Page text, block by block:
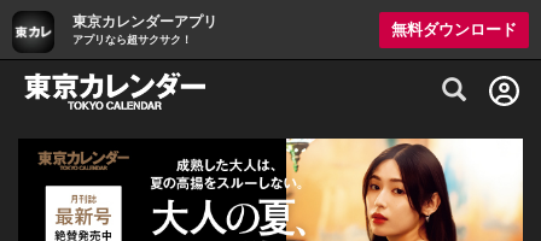
東京カレンダーアプリ
アプリなら超サクサク！
無料ダウンロード
グルメ情報・プレミアムレストラン予約